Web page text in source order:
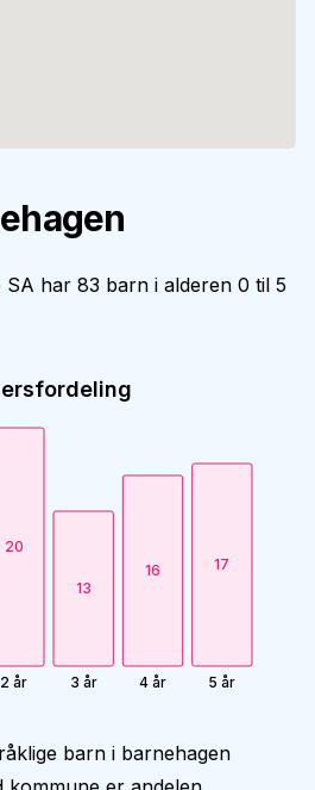
SA har 83 barn i alderen 0 til 5
20
2 år
13
3 år
16
4 år
17
5 år
barn i barnehagen